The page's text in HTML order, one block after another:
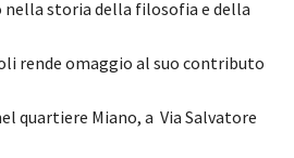
nella storia della filosofia e della
rende omaggio al suo contributo
quartiere Miano, a Via Salvatore